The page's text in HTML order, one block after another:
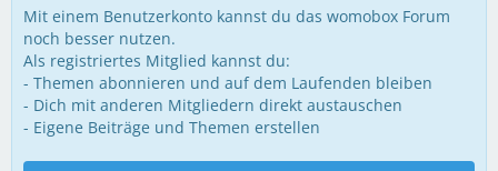
Mit einem Benutzerkonto kannst du das womobox Forum
noch besser nutzen.
Als registriertes Mitglied kannst du:
- Themen abonnieren und auf dem Laufenden bleiben
- Dich mit anderen Mitgliedern direkt austauschen
- Eigene Beiträge und Themen erstellen